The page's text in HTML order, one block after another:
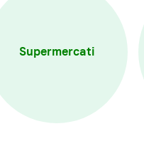
Supermercati